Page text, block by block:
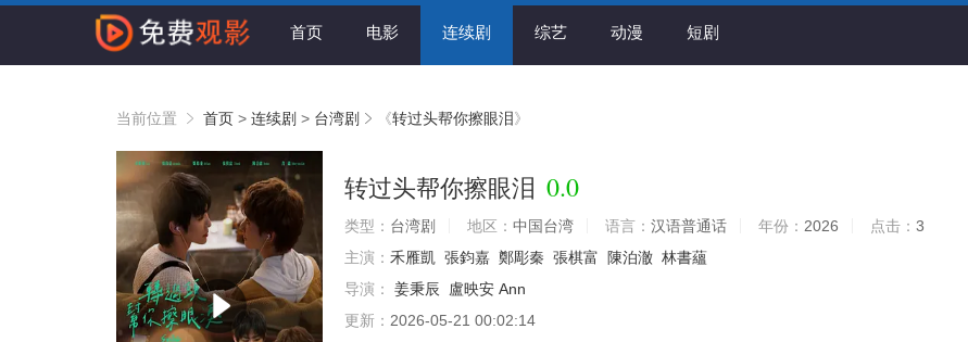
首页 电影 连续剧 综艺 动漫 短剧
当前位置 首页 > 连续剧 > 台湾剧 《转过头帮你擦眼泪》
转过头帮你擦眼泪 0.0
类型： 台湾剧 地区： 中国台湾 语言： 汉语普通话 年份： 2026 点击： 3
主演： 禾雁凱 張鈞嘉 鄭彫秦 張棋富 陳泊澈 林書蘊
导演：
姜秉辰
盧映安 Ann
更新： 2026-05-21 00:02:14